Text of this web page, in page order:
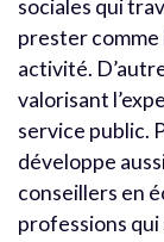
sociales qui
prester
activité.
valorisant
service public.
développe
conseillers en
professions qui